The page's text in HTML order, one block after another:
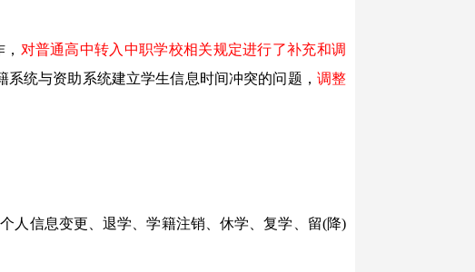
对普通高中转入中职学校相关规定进行了补充和调
系统与资助系统建立学生信息时间冲突的问题， 调整
人信息变更、退学、学籍注销、休学、复学、留(降)